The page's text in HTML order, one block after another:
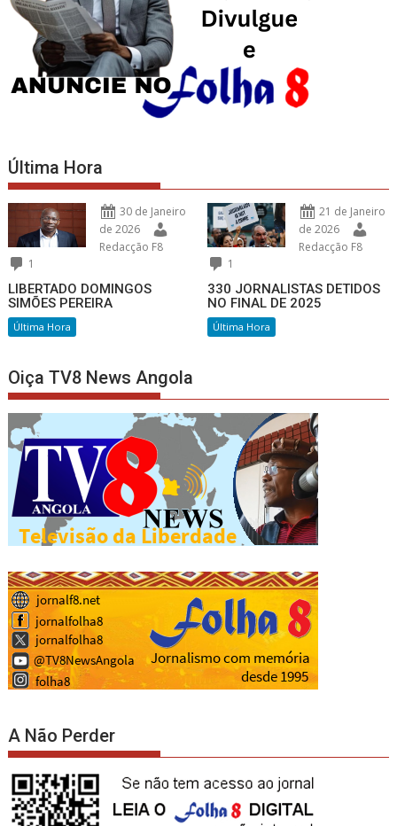
Última Hora
30 de Janeiro
de 2026
Redacção F8
1
LIBERTADO DOMINGOS
SIMÕES PEREIRA
Última Hora
21 de Janeiro
de 2026
Redacção F8
1
330 JORNALISTAS DETIDOS
NO FINAL DE 2025
Última Hora
Oiça TV8 News Angola
A Não Perder